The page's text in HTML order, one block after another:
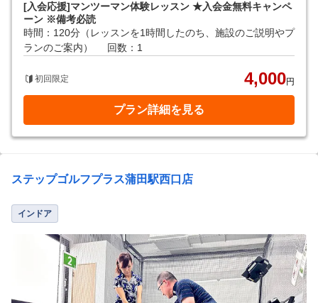
[入会応援]マンツーマン体験レッスン ★入会金無料キャンペ
ーン ※備考必読
時間：120分（レッスンを1時間したのち、施設のご説明やプ
ランのご案内）
回数：1
初回限定 4,000円
プラン詳細を見る
ステップゴルフプラス蒲田駅西口店
インドア